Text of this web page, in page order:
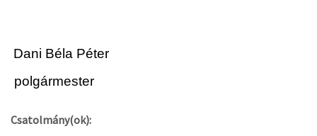
Dani Béla Péter
polgármester
Csatolmány(ok):